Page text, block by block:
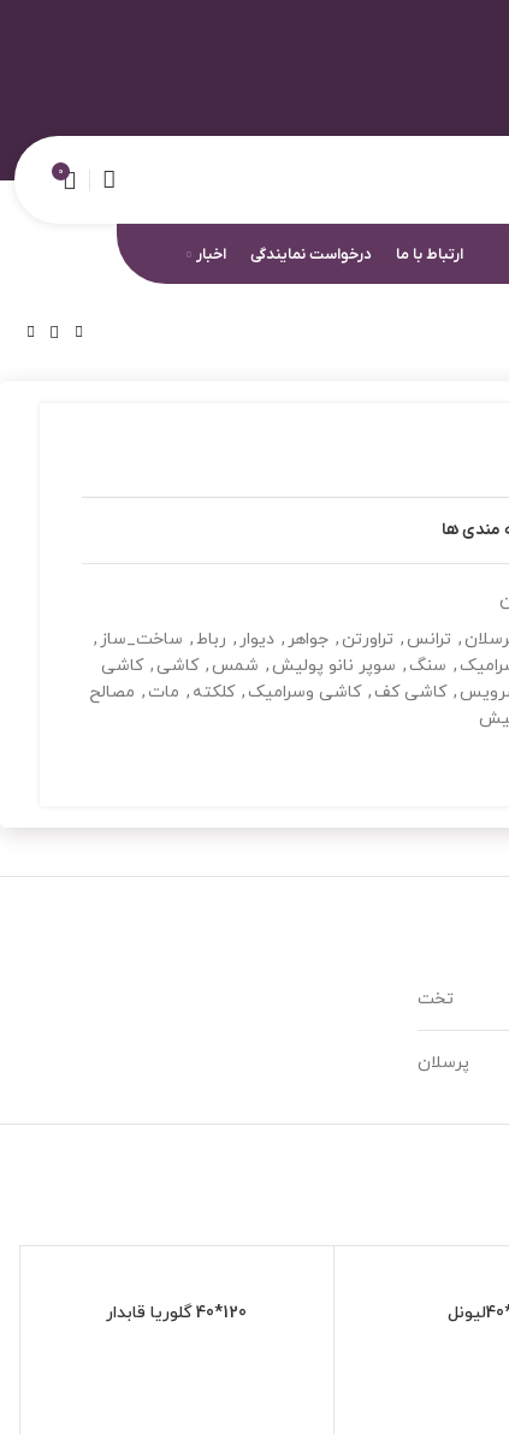
0
ارتباط با ما درخواست نمایندگی اخبار
مندی ها
, ترانس , تراورتن , جواهر , دیوار , رباط, ساخت_ساز ,
, سنگ , سوپر نانو پولیش , شمس , کاشی , کاشی
, کاشی کف , کاشی وسرامیک , کلکته , مات , مصالح
تخت
پرسلان
120*40 گلوریا قابدار